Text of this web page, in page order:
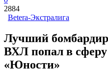
2884
Betera-Экстралига
Лучший
ВХЛ попал в
«Юности»